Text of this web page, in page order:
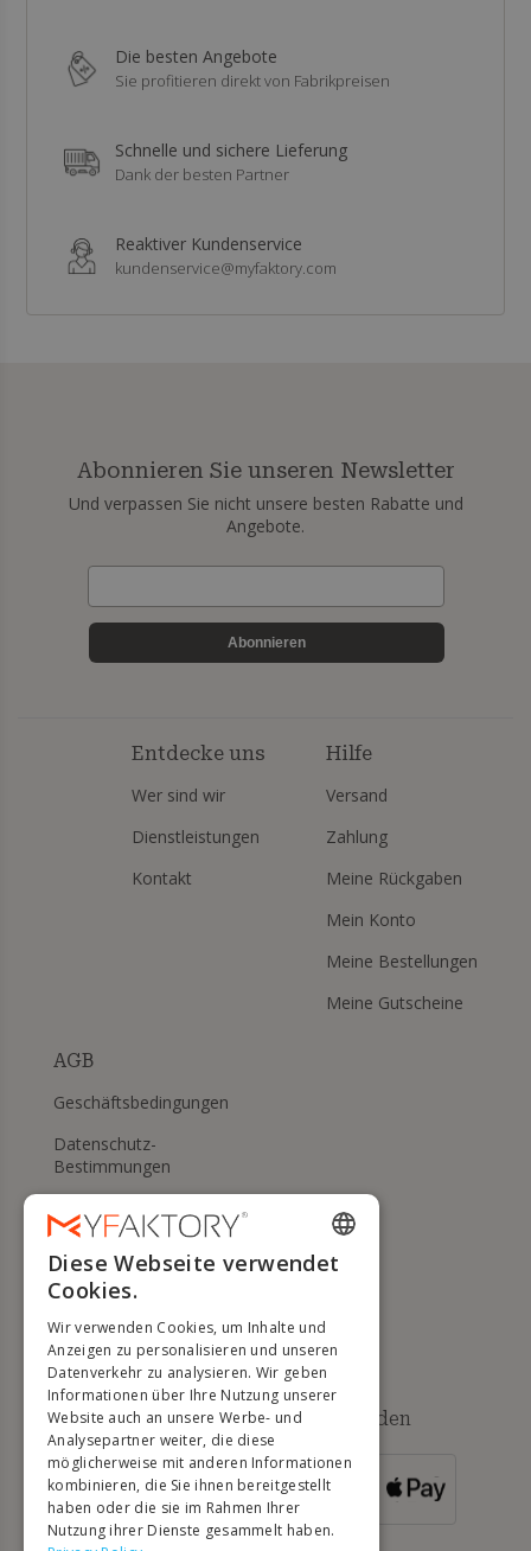
Die besten Angebote
Sie profitieren direkt von Fabrikpreisen
Schnelle und sichere Lieferung
Dank der besten Partner
Reaktiver Kundenservice
kundenservice@myfaktory.com
Abonnieren Sie unseren Newsletter
Und verpassen Sie nicht unsere besten Rabatte und
Angebote.
Abonnieren
Entdecke uns
Wer sind wir
Dienstleistungen
Kontakt
Hilfe
Versand
Zahlung
Meine Rückgaben
Mein Konto
Meine Bestellungen
Meine Gutscheine
AGB
Geschäftsbedingungen
Datenschutz-
Bestimmungen
Meine Cookies verwalten
RÜCKGABERECHT
Verfügbare Zahlungsmethoden
FÜR
BESTELLUNGEN
ÜBER 500 €
ENGLISH
DUTCH
GERMAN
PORTUGUESE
SPANISH
Diese Webseite verwendet
Cookies.
Wir verwenden Cookies, um Inhalte und
Anzeigen zu personalisieren und unseren
Datenverkehr zu analysieren. Wir geben
Informationen über Ihre Nutzung unserer
Website auch an unsere Werbe- und
Analysepartner weiter, die diese
möglicherweise mit anderen Informationen
kombinieren, die Sie ihnen bereitgestellt
haben oder die sie im Rahmen Ihrer
Nutzung ihrer Dienste gesammelt haben.